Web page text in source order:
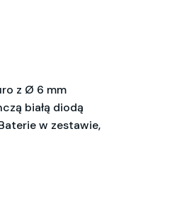
z Ø 6 mm
białą diodą
w zestawie,